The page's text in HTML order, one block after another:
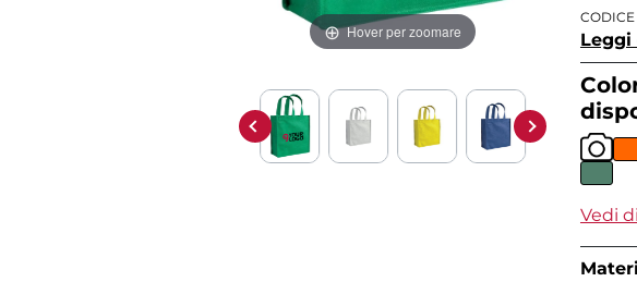
Hover per zoomare
CODICE
Leggi
Vedi